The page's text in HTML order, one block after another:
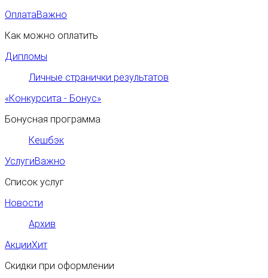
ОплатаВажно
Как можно оплатить
Дипломы
Личные странички результатов
«Конкурсита - Бонус»
Бонусная программа
Кешбэк
УслугиВажно
Список услуг
Новости
Архив
АкцииХит
Скидки при оформлении